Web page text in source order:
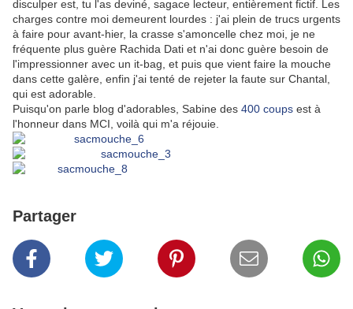
disculper est, tu l'as deviné, sagace lecteur, entièrement fictif. Les
charges contre moi demeurent lourdes : j'ai plein de trucs urgents
à faire pour avant-hier, la crasse s'amoncelle chez moi, je ne
fréquente plus guère Rachida Dati et n'ai donc guère besoin de
l'impressionner avec un it-bag, et puis que vient faire la mouche
dans cette galère, enfin j'ai tenté de rejeter la faute sur Chantal,
qui est adorable.
Puisqu'on parle blog d'adorables, Sabine des 400 coups est à
l'honneur dans MCI, voilà qui m'a réjouie.
Partager